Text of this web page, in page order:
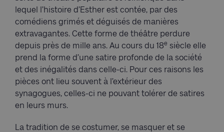
lequel l’histoire d’Esther est contée, par des
comédiens grimés et déguisés de manières
extravagantes. Cette forme de théâtre perdure
depuis près de mille ans. Au cours du 18e siècle elle
prend la forme d’une satire profonde de la société
et des inégalités dans celle-ci. Pour ces raisons les
pièces ont lieu souvent à l’extérieur des
synagogues, celles-ci ne pouvant tolérer de satires
en leurs murs.
La tradition de se costumer, se masquer et se